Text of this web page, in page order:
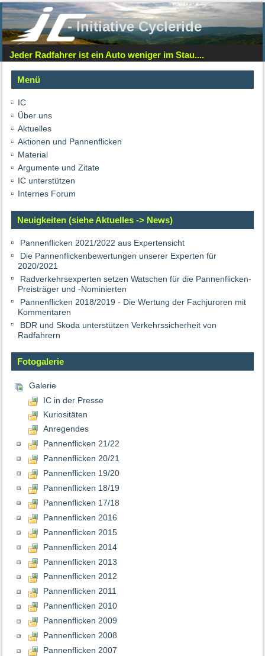
- Initiative Cycleride
Jeder Radfahrer ist ein Auto weniger im Stau....
Menü
IC
Über uns
Aktuelles
Aktionen und Pannenflicken
Material
Argumente und Zitate
IC unterstützen
Internes Forum
Neuigkeiten (siehe Aktuelles -> News)
Pannenflicken 2021/2022 aus Expertensicht
Die Pannenflickenbewertungen unserer Experten für
2020/2021
Radverkehrsexperten setzen Watschen für die Pannenflicken-
Preisträger und -Nominierten
Pannenflicken 2018/2019 - Die Wertung der Fachjuroren mit
Kommentaren
BDR und Skoda unterstützen Verkehrssicherheit von
Radfahrern
Fotogalerie
Galerie
IC in der Presse
Kuriositäten
Anregendes
Pannenflicken 21/22
Pannenflicken 20/21
Pannenflicken 19/20
Pannenflicken 18/19
Pannenflicken 17/18
Pannenflicken 2016
Pannenflicken 2015
Pannenflicken 2014
Pannenflicken 2013
Pannenflicken 2012
Pannenflicken 2011
Pannenflicken 2010
Pannenflicken 2009
Pannenflicken 2008
Pannenflicken 2007